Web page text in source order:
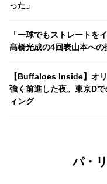
った」
「一球でもストレートを
髙橋光成の4回表山本へ
【Buffaloes Inside】オ
強く前進した夜。東京D
ィング
パ・